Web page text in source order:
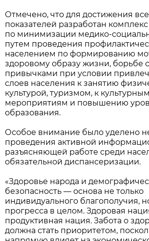
Отмечено, что для достижения
показателей разработан
по минимизации медико-
путем проведения
населением по формированию
здоровому образу жизни, борьбе
привычками при условии
слоев населения к занятию
культурой, туризмом, к культурным
мероприятиям и повышению
образования.
Особое внимание было уделено
проведения активной
разъясняющей работе среди
обязательной диспансеризации.
«Здоровье народа и
безопасность — основа не только
индивидуального благополучия,
прогресса в целом. Здоровая
продуктивная нация. Забота о
должна стать приоритетом,